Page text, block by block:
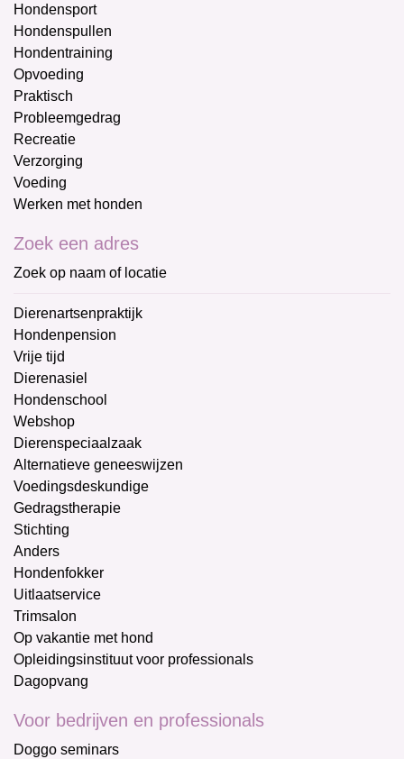
Hondensport
Hondenspullen
Hondentraining
Opvoeding
Praktisch
Probleemgedrag
Recreatie
Verzorging
Voeding
Werken met honden
Zoek een adres
Zoek op naam of locatie
Dierenartsenpraktijk
Hondenpension
Vrije tijd
Dierenasiel
Hondenschool
Webshop
Dierenspeciaalzaak
Alternatieve geneeswijzen
Voedingsdeskundige
Gedragstherapie
Stichting
Anders
Hondenfokker
Uitlaatservice
Trimsalon
Op vakantie met hond
Opleidingsinstituut voor professionals
Dagopvang
Voor bedrijven en professionals
Doggo seminars